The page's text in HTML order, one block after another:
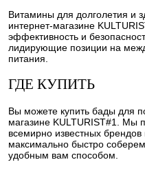
Витамины для долголетия и
интернет-магазине
эффективность и
лидирующие позиции на
питания.
ГДЕ КУПИТЬ
Вы можете купить бады для
магазине KULTURIST#1. Мы
всемирно известных
максимально быстро
удобным вам способом.